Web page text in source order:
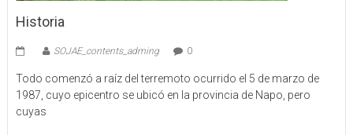
Historia
SOJAE_contents_adming 0
Todo comenzó a raíz del terremoto ocurrido el 5 de marzo de
1987, cuyo epicentro se ubicó en la provincia de Napo, pero
cuyas